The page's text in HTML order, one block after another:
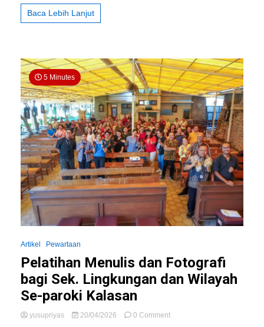
Baca Lebih Lanjut
5 Minutes
Artikel Pewartaan
Pelatihan Menulis dan Fotografi
bagi Sek. Lingkungan dan Wilayah
Se-paroki Kalasan
yusupriyas 20/04/2026 0 Commenton